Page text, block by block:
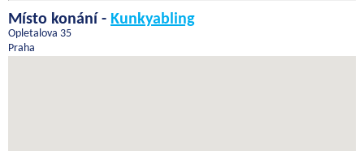
Místo konání - Kunkyabling
Opletalova 35
Praha